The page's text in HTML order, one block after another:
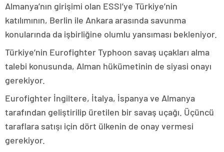
Almanya’nın girişimi olan ESSI’ye Türkiye’nin
katılımının, Berlin ile Ankara arasında savunma
konularında da işbirliğine olumlu yansıması bekleniyor.
Türkiye’nin Eurofighter Typhoon savaş uçakları alma
talebi konusunda, Alman hükümetinin de siyasi onayı
gerekiyor.
Eurofighter İngiltere, İtalya, İspanya ve Almanya
tarafından geliştirilip üretilen bir savaş uçağı. Üçüncü
taraflara satışı için dört ülkenin de onay vermesi
gerekiyor.